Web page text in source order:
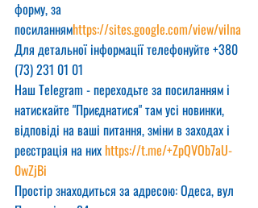
форму, за
посиланнямhttps://sites.google.com/view/vilna
Для детальної інформації телефонуйте +380
(73) 231 01 01
Наш Telegram - переходьте за посиланням і
натискайте "Приєднатися" там усі новинки,
відповіді на ваші питання, зміни в заходах і
реєстрація на них https://t.me/+ZpQVOb7aU-
0wZjBi
Простір знаходиться за адресою: Одеса, вул